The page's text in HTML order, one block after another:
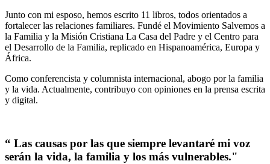
Junto con mi esposo, hemos escrito 11 libros, todos orientados a
fortalecer las relaciones familiares. Fundé el Movimiento Salvemos a
la Familia y la Misión Cristiana La Casa del Padre y el Centro para
el Desarrollo de la Familia, replicado en Hispanoamérica, Europa y
África.
Como conferencista y columnista internacional, abogo por la familia
y la vida. Actualmente, contribuyo con opiniones en la prensa escrita
y digital.
“ Las causas por las que siempre levantaré mi voz
serán la vida, la familia y los más vulnerables."